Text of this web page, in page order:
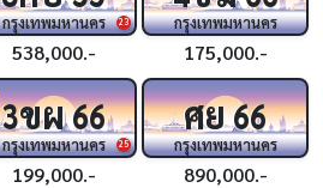
23
กรุงเทพมหานคร
538,000.-
กรุงเทพมหานคร
175,000.-
25
3ขผ66
กรุงเทพมหานคร
199,000.-
ศย66
กรุงเทพมหานคร
890,000.-